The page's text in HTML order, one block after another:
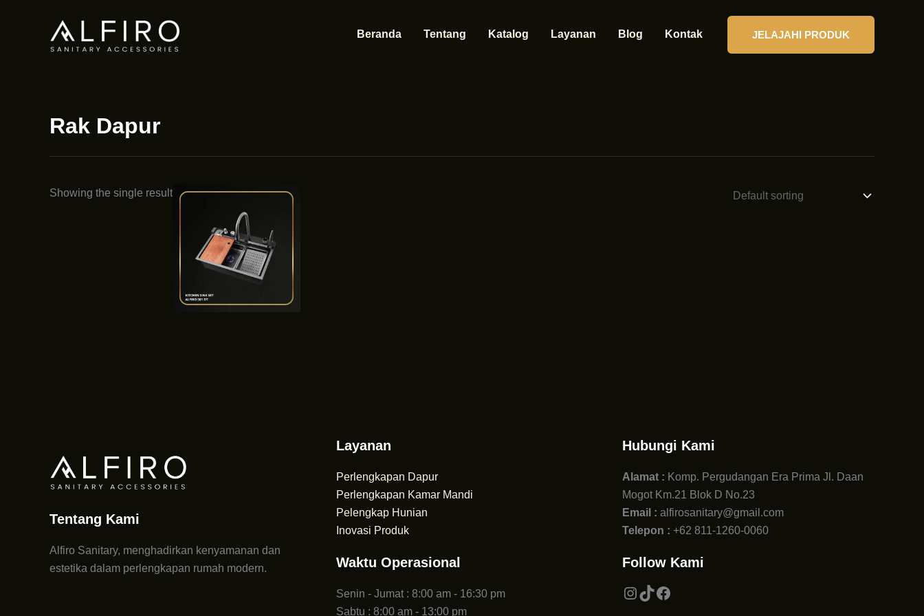
Beranda Tentang Katalog Layanan Blog Kontak JELAJAHI PRODUK
Rak Dapur
Showing the single result
Tentang Kami
Alfiro Sanitary, menghadirkan kenyamanan dan
estetika dalam perlengkapan rumah modern.
Layanan
Perlengkapan Dapur
Perlengkapan Kamar Mandi
Pelengkap Hunian
Inovasi Produk
Waktu Operasional
Senin - Jumat : 8:00 am - 16:30 pm
Sabtu : 8:00 am - 13:00 pm
Hubungi Kami
Alamat : Komp. Pergudangan Era Prima Jl. Daan
Mogot Km.21 Blok D No.23
Email : alfirosanitary@gmail.com
Telepon : +62 811-1260-0060
Follow Kami
Instagram
TikTokFacebook